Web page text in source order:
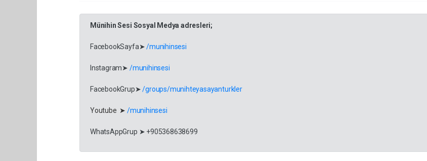
Münihin Sesi Sosyal Medya adresleri;
FacebookSayfa➤/munihinsesi
Instagram➤ /munihinsesi
FacebookGrup➤/groups/munihteyasayanturkler
Youtube ➤ /munihinsesi
WhatsAppGrup ➤ +905368638699